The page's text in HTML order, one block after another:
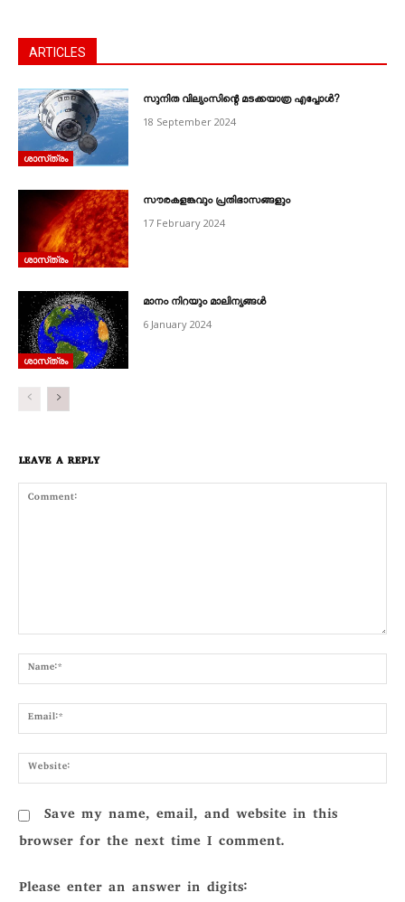
ARTICLES
ശാസ്‌ത്രം
സുനിത വില്യംസിന്റെ മടക്കയാത്ര എപ്പോൾ?
18 September 2024
ശാസ്‌ത്രം
സൗരകളങ്കവും പ്രതിഭാസങ്ങളും
17 February 2024
ശാസ്‌ത്രം
മാനം നിറയും മാലിന്യങ്ങൾ
6 January 2024
LEAVE A REPLY
Save my name, email, and website in this
browser for the next time I comment.
Please enter an answer in digits: